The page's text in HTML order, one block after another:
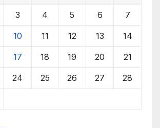
3 4 5 6 7
10 11 12 13 14
17 18 19 20 21
24 25 26 27 28